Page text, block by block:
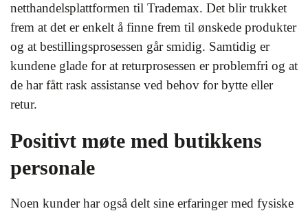
netthandelsplattformen til Trademax. Det blir trukket
frem at det er enkelt å finne frem til ønskede produkter
og at bestillingsprosessen går smidig. Samtidig er
kundene glade for at returprosessen er problemfri og at
de har fått rask assistanse ved behov for bytte eller
retur.
Positivt møte med butikkens
personale
Noen kunder har også delt sine erfaringer med fysiske